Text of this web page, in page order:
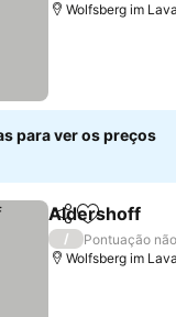
Wolfsberg im
para ver os preços
PartilharAdicionar
Aldershoff
/
Pontuação
Wolfsberg im